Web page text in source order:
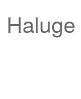
Haluge